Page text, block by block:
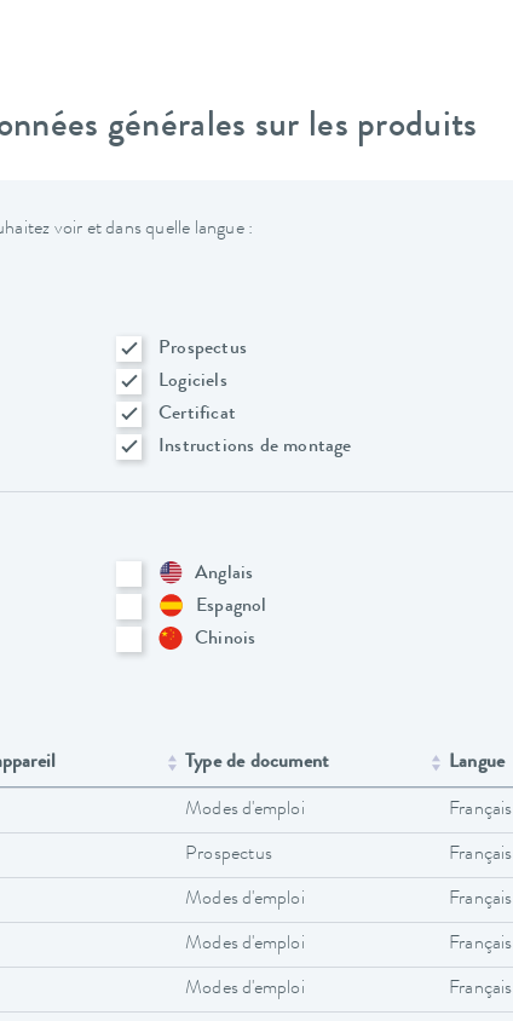
générales sur les produits
voir et dans quelle langue :
Prospectus
Logiciels
Certificat
Instructions de montage
Anglais
Espagnol
Chinois
Type de document Langue
Modes d'emploi Français
Prospectus Français
Modes d'emploi Français
Modes d'emploi Français
Modes d'emploi Français